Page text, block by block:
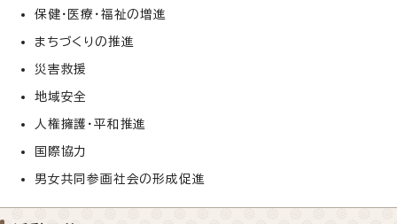
保健・医療・福祉の増進
まちづくりの推進
災害救援
地域安全
人権擁護・平和推進
国際協力
男女共同参画社会の形成促進